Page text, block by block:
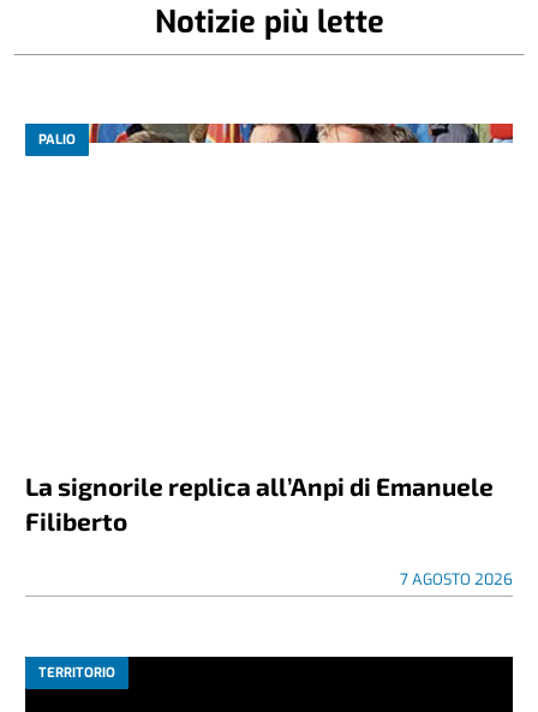
Notizie più lette
PALIO
La signorile replica all’Anpi di Emanuele
Filiberto
7 AGOSTO 2026
TERRITORIO